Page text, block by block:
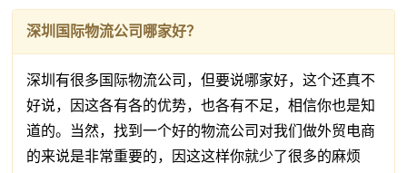
深圳国际物流公司哪家好？
深圳有很多国际物流公司，但要说哪家好，这个还真不
好说，因这各有各的优势，也各有不足，相信你也是知
道的。当然，找到一个好的物流公司对我们做外贸电商
的来说是非常重要的，因这这样你就少了很多的麻烦